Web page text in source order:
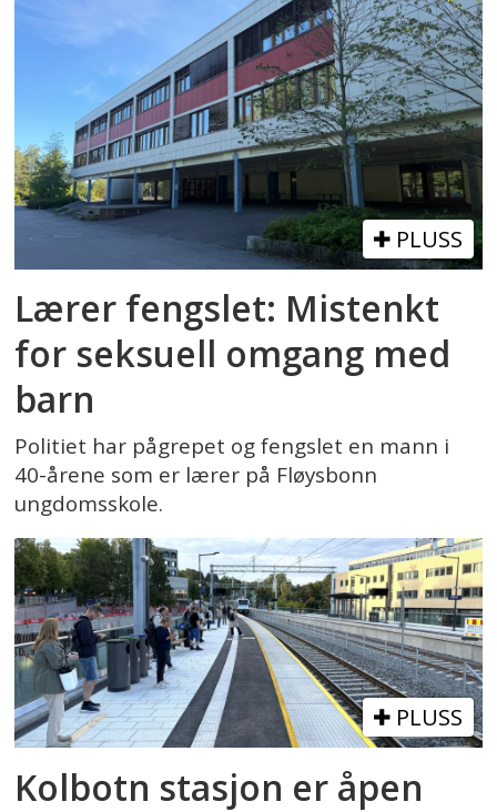
PLUSS
Lærer fengslet: Mistenkt
for seksuell omgang med
barn
Politiet har pågrepet og fengslet en mann i
40-årene som er lærer på Fløysbonn
ungdomsskole.
PLUSS
Kolbotn stasjon er åpen